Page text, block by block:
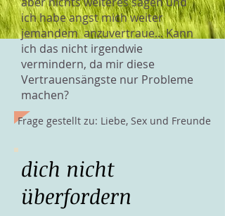
ich habe angst mich weiter
jemandem anzuvertraue... Kann
ich das nicht irgendwie
vermindern, da mir diese
Vertrauensängste nur Probleme
machen?
Frage gestellt zu: Liebe, Sex und Freunde
dich nicht
überfordern